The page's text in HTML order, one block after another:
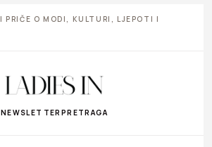
PRIČE O MODI, KULTURI, LJEPOTI I
NEWSLETTER PRETRAGA